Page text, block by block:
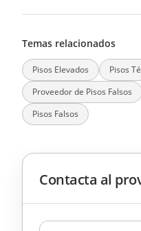
Temas relacionados
Pisos Elevados Pisos
Proveedor de Pisos Falsos
Pisos Falsos
Contacta al